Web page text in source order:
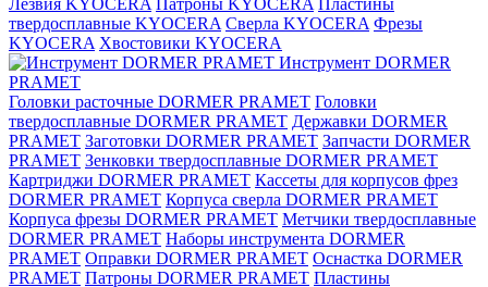
Лезвия KYOCERA Патроны KYOCERA
Пластины
твердосплавные KYOCERA Сверла KYOCERA Фрезы
KYOCERA Хвостовики KYOCERA
Инструмент DORMER
PRAMET
Головки расточные DORMER PRAMET Головки
твердосплавные DORMER PRAMET Державки DORMER
PRAMET Заготовки DORMER PRAMET Запчасти DORMER
PRAMET Зенковки твердосплавные DORMER PRAMET
Картриджи DORMER PRAMET Кассеты для корпусов фрез
DORMER PRAMET Корпуса сверла DORMER PRAMET
Корпуса фрезы DORMER PRAMET Метчики твердосплавные
DORMER PRAMET Наборы инструмента DORMER
PRAMET Оправки DORMER PRAMET Оснастка DORMER
PRAMET Патроны DORMER PRAMET Пластины